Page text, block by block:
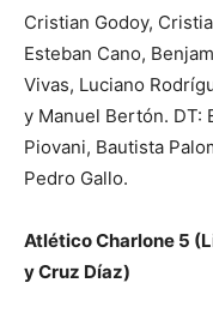
Cristian Godoy,
Esteban Cano,
Vivas, Luciano
y Manuel Bertón. DT:
Piovani, Bautista
Pedro Gallo.
Atlético Charlone 5
y Cruz Díaz)